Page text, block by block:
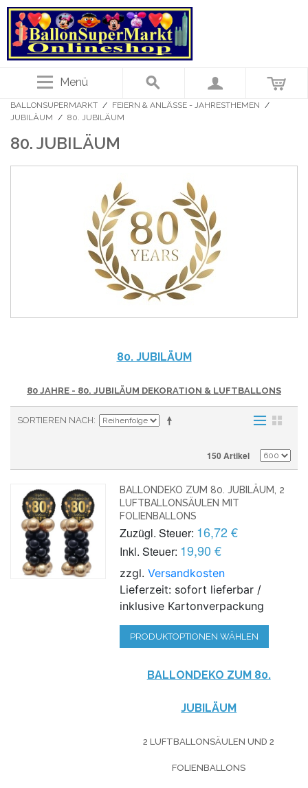
Menü
BALLONSUPERMARKT / FEIERN & ANLÄSSE - JAHRESTHEMEN /
JUBILÄUM / 80. JUBILÄUM
80. JUBILÄUM
80. JUBILÄUM
80 JAHRE - 80. JUBILÄUM DEKORATION & LUFTBALLONS
SORTIEREN NACH
150 Artikel
BALLONDEKO ZUM 80. JUBILÄUM, 2
LUFTBALLONSÄULEN MIT
FOLIENBALLONS
Zuzügl. Steuer: 16,72 €
Inkl. Steuer: 19,90 €
zzgl.Versandkosten
Lieferzeit: sofort lieferbar /
inklusive Kartonverpackung
PRODUKTOPTIONEN WÄHLEN
BALLONDEKO ZUM 80.
JUBILÄUM
2 LUFTBALLONSÄULEN UND 2
FOLIENBALLONS